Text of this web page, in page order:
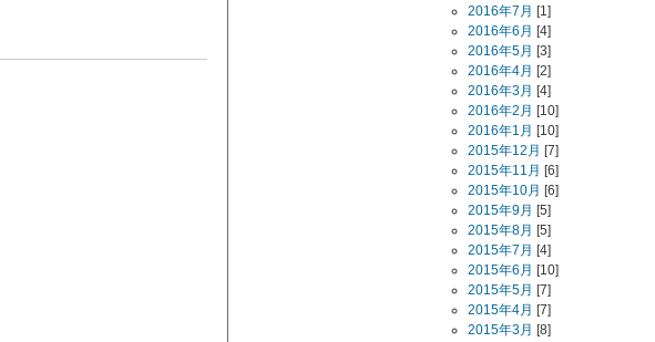
2016年7月 [1]
2016年6月 [4]
2016年5月 [3]
2016年4月 [2]
2016年3月 [4]
2016年2月 [10]
2016年1月 [10]
2015年12月 [7]
2015年11月 [6]
2015年10月 [6]
2015年9月 [5]
2015年8月 [5]
2015年7月 [4]
2015年6月 [10]
2015年5月 [7]
2015年4月 [7]
2015年3月 [8]